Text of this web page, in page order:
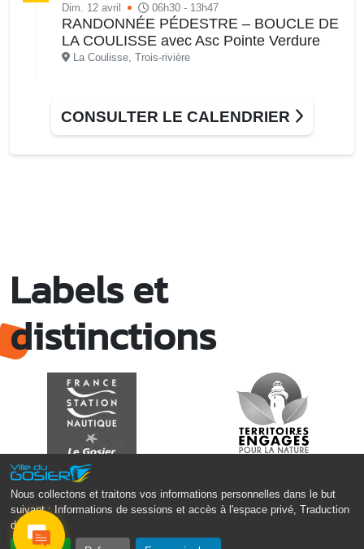
Nous collectons et traitons vos informations personnelles dans le but
suivant :
Informations de sessions et accès à l'espace privé, Traduction
des pages .
Dim. 12 avril 06h30 - 13h47
RANDONNÉE PÉDESTRE – BOUCLE DE
LA COULISSE avec Asc Pointe Verdure
La Coulisse, Trois-rivière
VIDE-GRENIER avec Asc Riviera En
Mouvement
Parking de Lecler, Pliane
Le Bus France Services à votre service
Grand-Bois à coté du local associatif, Le Gosier
Mer. 15 avril
Les mercredis Timoun
Médiathèque Raoul Georges Nicolo
CONSULTER LE CALENDRIER
Labels et
distinctions